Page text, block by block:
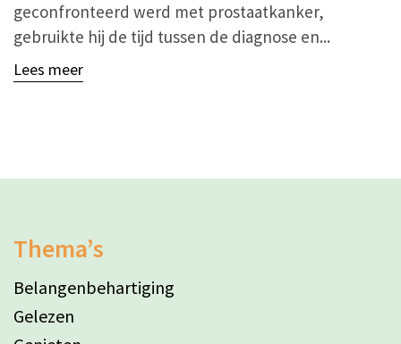
geconfronteerd werd met prostaatkanker,
gebruikte hij de tijd tussen de diagnose en...
Lees meer
Thema’s
Belangenbehartiging
Gelezen